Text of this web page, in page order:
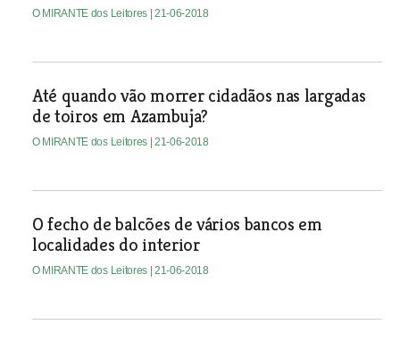
O MIRANTE dos Leitores | 21-06-2018
Até quando vão morrer cidadãos nas largadas
de toiros em Azambuja?
O MIRANTE dos Leitores | 21-06-2018
O fecho de balcões de vários bancos em
localidades do interior
O MIRANTE dos Leitores | 21-06-2018